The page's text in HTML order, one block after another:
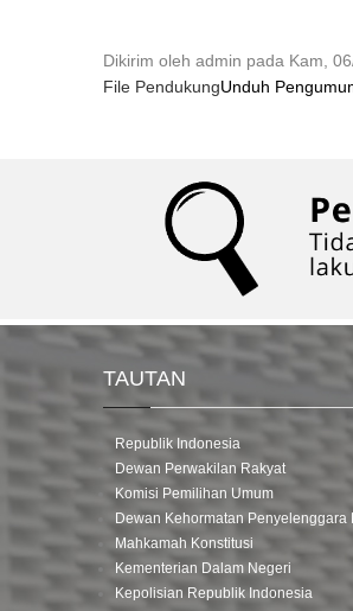
Dikirim oleh admin pada Kam,
File PendukungUnduh
TAUTAN
Republik Indonesia
Dewan Perwakilan Rakyat
Komisi Pemilihan Umum
Dewan Kehormatan Penyelenggara
Mahkamah Konstitusi
Kementerian Dalam Negeri
Kepolisian Republik Indonesia